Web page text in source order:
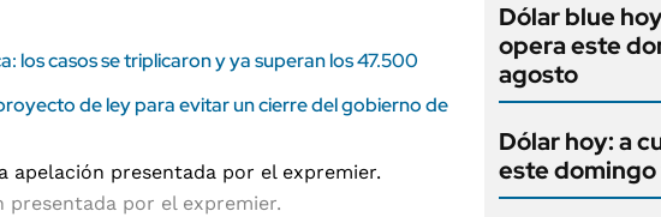
los casos se triplicaron y ya superan los 47.500
de ley para evitar un cierre del gobierno de
por el expremier.
Dólar blue
opera este
agosto
Dólar hoy: a
este